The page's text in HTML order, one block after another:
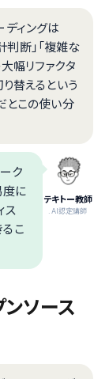
ディングは
判断」「複雑な
幅リファクタ
替えるという
とこの使い分
テキトー教師
.AI認定講師
ク
度に
ス
こ
ソース